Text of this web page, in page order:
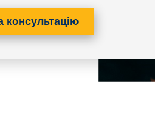
консультацію